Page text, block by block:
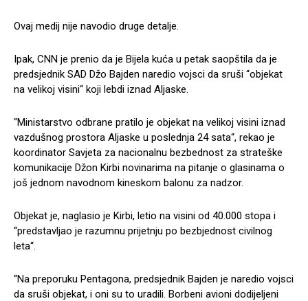
Ovaj medij nije navodio druge detalje.
Ipak, CNN je prenio da je Bijela kuća u petak saopštila da je
predsjednik SAD Džo Bajden naredio vojsci da sruši “objekat
na velikoj visini“ koji lebdi iznad Aljaske.
“Ministarstvo odbrane pratilo je objekat na velikoj visini iznad
vazdušnog prostora Aljaske u poslednja 24 sata“, rekao je
koordinator Savjeta za nacionalnu bezbednost za strateške
komunikacije Džon Kirbi novinarima na pitanje o glasinama o
još jednom navodnom kineskom balonu za nadzor.
Objekat je, naglasio je Kirbi, letio na visini od 40.000 stopa i
“predstavljao je razumnu prijetnju po bezbjednost civilnog
leta“.
“Na preporuku Pentagona, predsjednik Bajden je naredio vojsci
da sruši objekat, i oni su to uradili. Borbeni avioni dodijeljeni